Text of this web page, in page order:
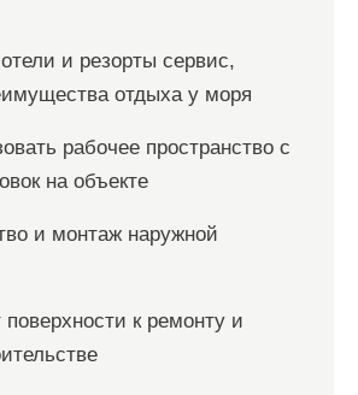
и резорты сервис,
отдыха у моря
рабочее пространство с
на объекте
и монтаж наружной
поверхности к ремонту и